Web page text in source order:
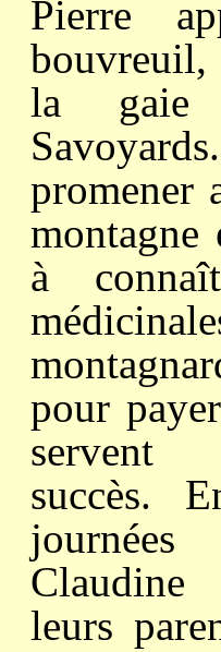
Pierre
la gaie
promener
montagne
à
pour
servent
succès.
Claudine
leurs